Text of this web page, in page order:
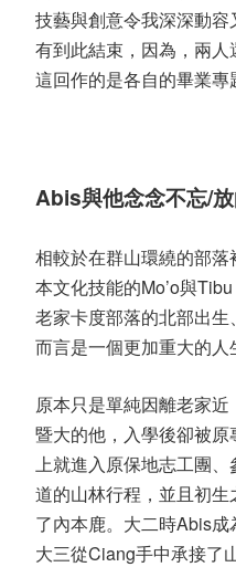
技藝與創意令我深深動
有到此結束，因為，兩
這回作的是各自的畢業專
Abis與他念念不忘/
相較於在群山環繞的部
本文化技能的Mo’o與Tibu
老家卡度部落的北部出
而言是一個更加重大的人
原本只是單純因離老家
暨大的他，入學後卻被
上就進入原保地志工團
道的山林行程，並且初生
了內本鹿。大二時Abis成
大三從Ciang手中承接了